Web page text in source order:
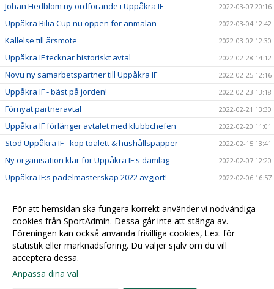
Johan Hedblom ny ordförande i Uppåkra IF 2022-03-07 20:16
Uppåkra Bilia Cup nu öppen för anmälan 2022-03-04 12:42
Kallelse till årsmöte 2022-03-02 12:30
Uppåkra IF tecknar historiskt avtal 2022-02-28 14:12
Novu ny samarbetspartner till Uppåkra IF 2022-02-25 12:16
Uppåkra IF - bäst på jorden! 2022-02-23 13:18
Förnyat partneravtal 2022-02-21 13:30
Uppåkra IF förlänger avtalet med klubbchefen 2022-02-20 11:01
Stöd Uppåkra IF - köp toalett & hushållspapper 2022-02-15 13:41
Ny organisation klar för Uppåkra IF:s damlag 2022-02-07 12:20
Uppåkra IF:s padelmästerskap 2022 avgjort! 2022-02-06 16:57
Sparbanken Skåne utökar sitt samarbete med Uppåkra
2022-01-09 09:06
Ultras tackar för stödet 2022-01-07 15:25
För att hemsidan ska fungera korrekt använder vi nödvändiga
cookies från SportAdmin. Dessa går inte att stänga av.
Föreningen kan också använda frivilliga cookies, t.ex. för
statistik eller marknadsföring. Du väljer själv om du vill
acceptera dessa.
Anpassa dina val